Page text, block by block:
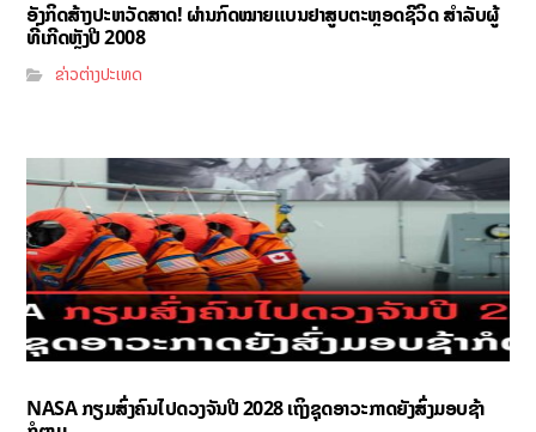
ອັງກິດສ້າງປະຫວັດສາດ! ຜ່ານກົດໝາຍແບນຢາສູບຕະຫຼອດຊີວິດ ສຳລັບຜູ້
ທີ່ເກີດຫຼັງປີ 2008
ຂ່າວຕ່າງປະເທດ
NASA ກຽມສົ່ງຄົນໄປດວງຈັນປີ 2028 ເຖິງຊຸດອາວະກາດຍັງສົ່ງມອບຊ້າ